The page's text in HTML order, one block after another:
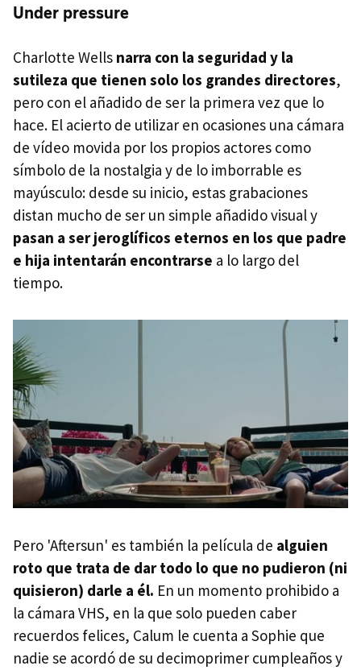
Under pressure
Charlotte Wells narra con la seguridad y la
sutileza que tienen solo los grandes directores,
pero con el añadido de ser la primera vez que lo
hace. El acierto de utilizar en ocasiones una cámara
de vídeo movida por los propios actores como
símbolo de la nostalgia y de lo imborrable es
mayúsculo: desde su inicio, estas grabaciones
distan mucho de ser un simple añadido visual y
pasan a ser jeroglíficos eternos en los que padre
e hija intentarán encontrarse a lo largo del
tiempo.
Pero 'Aftersun' es también la película de alguien
roto que trata de dar todo lo que no pudieron (ni
quisieron) darle a él. En un momento prohibido a
la cámara VHS, en la que solo pueden caber
recuerdos felices, Calum le cuenta a Sophie que
nadie se acordó de su decimoprimer cumpleaños y